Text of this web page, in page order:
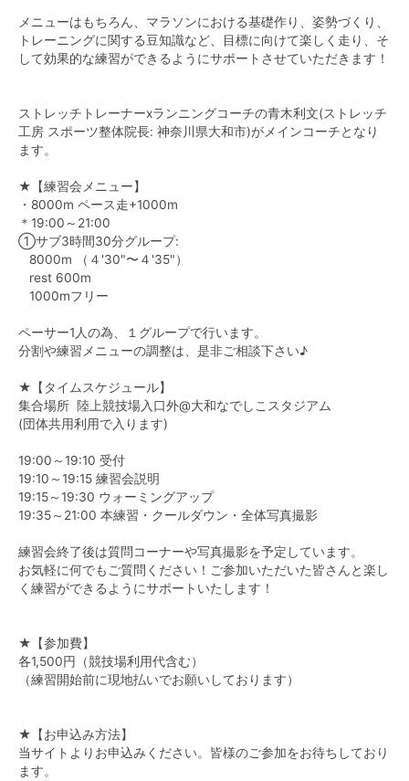
メニューはもちろん、マラソンにおける基礎作り、姿勢づくり、
トレーニングに関する豆知識など、目標に向けて楽しく走り、そ
して効果的な練習ができるようにサポートさせていただきます！
ストレッチトレーナーxランニングコーチの青木利文(ストレッチ
工房 スポーツ整体院長: 神奈川県大和市)がメインコーチとなり
ます。
★【練習会メニュー】
・8000m ペース走+1000m
＊19:00～21:00
①サブ3時間30分グループ:
8000m （４'30"〜４'35"）
rest 600m
1000mフリー
ペーサー1人の為、１グループで行います。
分割や練習メニューの調整は、是非ご相談下さい♪
★【タイムスケジュール】
集合場所 陸上競技場入口外@大和なでしこスタジアム
(団体共用利用で入ります)
19:00～19:10 受付
19:10～19:15 練習会説明
19:15～19:30 ウォーミングアップ
19:35～21:00 本練習・クールダウン・全体写真撮影
練習会終了後は質問コーナーや写真撮影を予定しています。
お気軽に何でもご質問ください！ご参加いただいた皆さんと楽し
く練習ができるようにサポートいたします！
★【参加費】
各1,500円（競技場利用代含む）
（練習開始前に現地払いでお願いしております）
★【お申込み方法】
当サイトよりお申込みください。皆様のご参加をお待ちしており
ます。